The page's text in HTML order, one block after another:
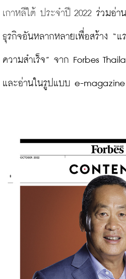
เกาหลีใต้ ประจำปี 2022 ร่วมอ่า
ธุรกิจอันหลากหลายเพื่อสร้าง “แ
ความสำเร็จ” จาก Forbes
และอ่านในรูปแบบ e-magazine